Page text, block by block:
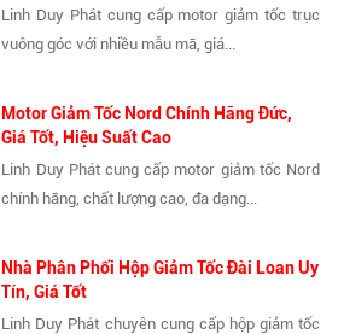
Linh Duy Phát cung cấp motor giảm tốc trục
vuông góc với nhiều mẫu mã, giá...
Motor Giảm Tốc Nord Chính Hãng Đức,
Giá Tốt, Hiệu Suất Cao
Linh Duy Phát cung cấp motor giảm tốc Nord
chính hãng, chất lượng cao, đa dạng...
Nhà Phân Phối Hộp Giảm Tốc Đài Loan Uy
Tín, Giá Tốt
Linh Duy Phát chuyên cung cấp hộp giảm tốc